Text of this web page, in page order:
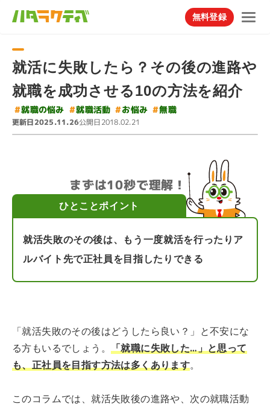
無料登録
就活に失敗したら？その後の進路や
就職を成功させる10の方法を紹介
#就職の悩み #就職活動 #お悩み #無職
更新日2025.11.26公開日2018.02.21
まずは10秒で理解！
ひとことポイント
就活失敗のその後は、もう一度就活を行ったりア
ルバイト先で正社員を目指したりできる
「就活失敗のその後はどうしたら良い？」と不安にな
る方もいるでしょう。 「就職に失敗した…」と思って
も、正社員を目指す方法は多くあります。
このコラムでは、就活失敗後の進路や、次の就職活動